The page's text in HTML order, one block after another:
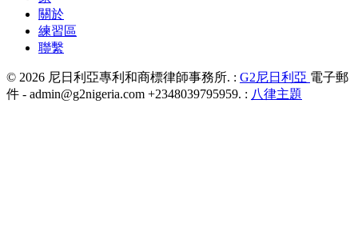
關於
練習區
聯繫
© 2026 尼日利亞專利和商標律師事務所. : G2尼日利亞 電子郵
件 - admin@g2nigeria.com +2348039795959. : 八律主題